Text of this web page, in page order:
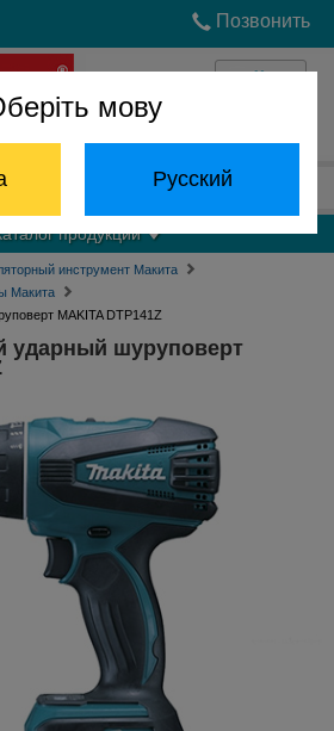
мову
Русский
Позвонить
Войти
(068) 824-24-24
продукции
инструмент Макита
Макита
MAKITA DTP141Z
ударный шуруповерт